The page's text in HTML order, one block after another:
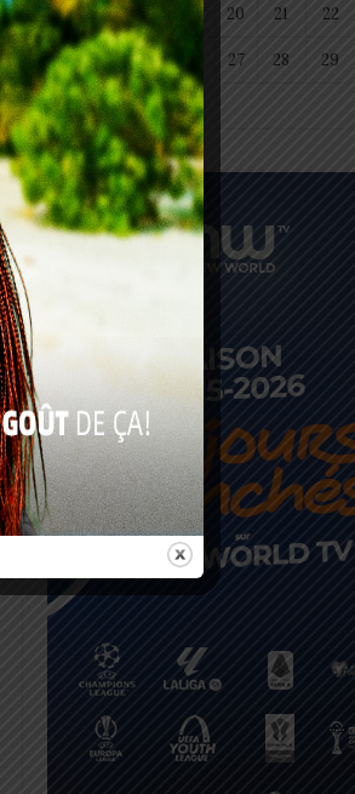
17 18 20 21 22
24 25 26 27 28 29
31
« Juil